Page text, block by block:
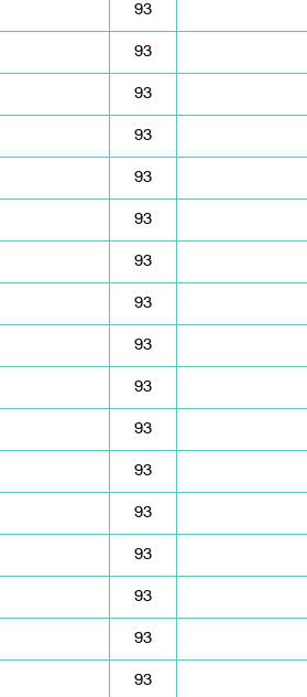
93
93
93
93
93
93
93
93
93
93
93
93
93
93
93
93
93